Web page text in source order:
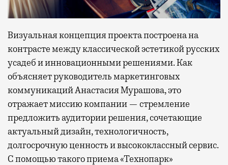
Визуальная концепция проекта построена на
контрасте между классической эстетикой русских
усадеб и инновационными решениями. Как
объясняет руководитель маркетинговых
коммуникаций Анастасия Мурашова, это
отражает миссию компании — стремление
предложить аудитории решения, сочетающие
актуальный дизайн, технологичность,
долгосрочную ценность и высококлассный сервис.
С помощью такого приема «Технопарк»